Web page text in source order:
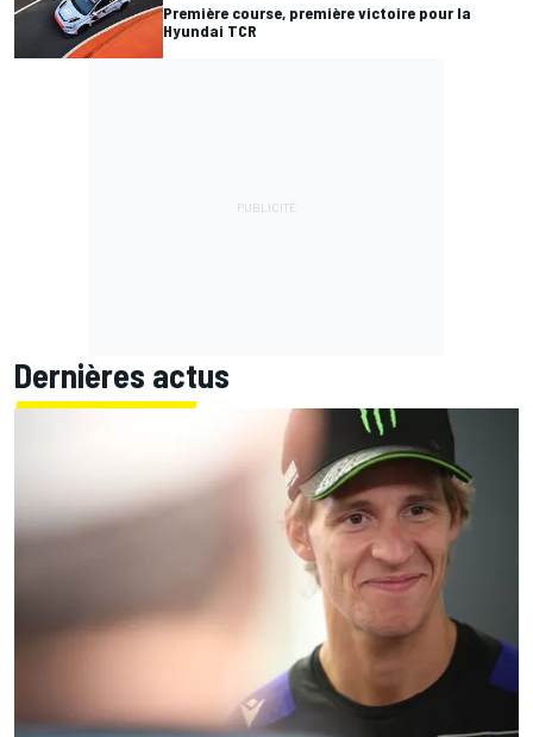
Première course, première victoire pour la
Hyundai TCR
Dernières actus